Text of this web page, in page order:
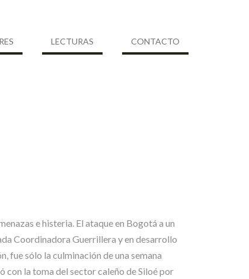
LECTURAS CONTACTO
e histeria. El ataque en Bogotá a un
Coordinadora Guerrillera y en desarrollo
fue sólo la culminación de una semana
con la toma del sector caleño de Siloé por